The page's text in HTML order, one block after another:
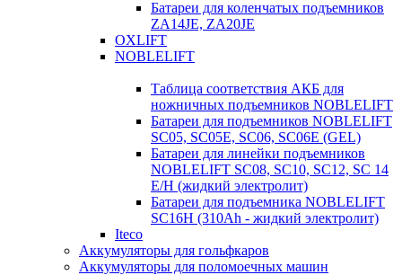
Батареи для коленчатых подъемников
ZA14JE, ZA20JE
OXLIFT
NOBLELIFT
Таблица соответствия АКБ для
ножничных подъемников NOBLELIFT
Батареи для подъемников NOBLELIFT
SC05, SC05E, SC06, SC06E (GEL)
Батареи для линейки подъемников
NOBLELIFT SC08, SC10, SC12, SC 14
E/H (жидкий электролит)
Батареи для подъемника NOBLELIFT
SC16H (310Ah - жидкий электролит)
Iteco
Аккумуляторы для гольфкаров
Аккумуляторы для поломоечных машин